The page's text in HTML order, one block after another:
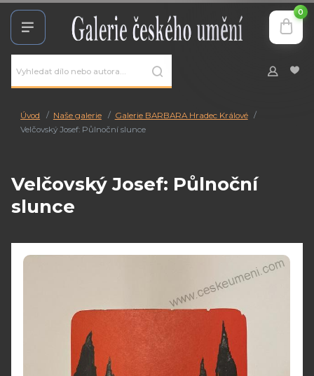
0
Úvod Naše galerie
Galerie BARBARA Hradec Králové
Velčovský Josef: Půlnoční slunce
Velčovský Josef: Půlnoční
slunce